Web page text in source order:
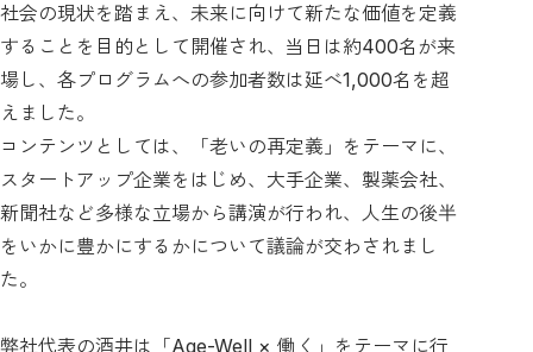
社会の現状を踏まえ、未来に向けて新たな価値を定義
することを目的として開催され、当日は約400名が来
場し、各プログラムへの参加者数は延べ1,000名を超
えました。
コンテンツとしては、「老いの再定義」をテーマに、
スタートアップ企業をはじめ、大手企業、製薬会社、
新聞社など多様な立場から講演が行われ、人生の後半
をいかに豊かにするかについて議論が交わされまし
た。
弊社代表の酒井は「Age-Well × 働く」をテーマに行